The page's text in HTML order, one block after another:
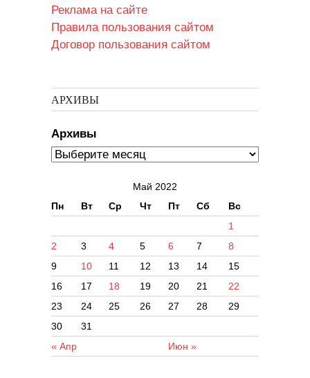
Реклама на сайте
Правила пользования сайтом
Договор пользования сайтом
АРХИВЫ
Архивы
Май 2022
Пн
Вт Ср Чт Пт Сб Вс
« Апр Июн »
1
2
3 4 5 6 7
8
9
10 11 12 13 14
15
16
17 18 19 20 21
22
23
24 25 26 27 28
29
30
31